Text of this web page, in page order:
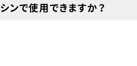
ンで使用できますか？